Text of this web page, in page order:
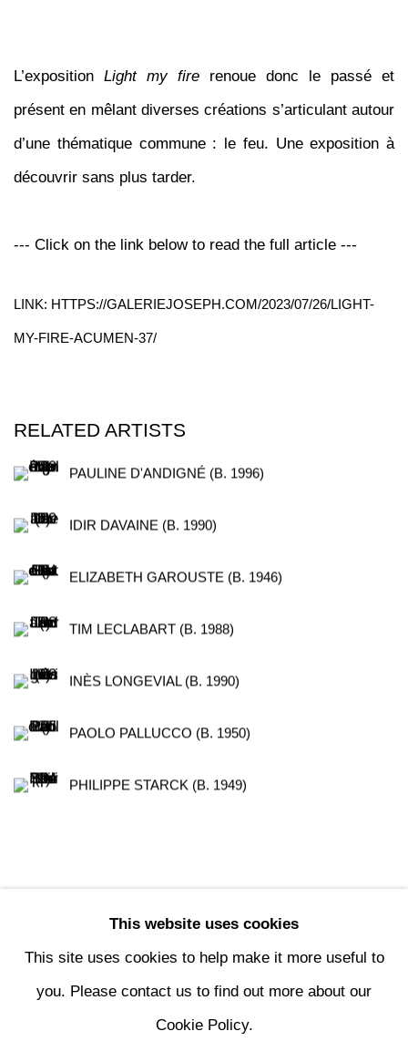
L’exposition Light my fire renoue donc le passé et
présent en mêlant diverses créations s’articulant autour
d’une thématique commune : le feu. Une exposition à
découvrir sans plus tarder.
--- Click on the link below to read the full article ---
LINK: HTTPS://GALERIEJOSEPH.COM/2023/07/26/LIGHT-
MY-FIRE-ACUMEN-37/
RELATED ARTISTS
PAULINE D'ANDIGNÉ (B. 1996)
IDIR DAVAINE (B. 1990)
ELIZABETH GAROUSTE (B. 1946)
TIM LECLABART (B. 1988)
INÈS LONGEVIAL (B. 1990)
PAOLO PALLUCCO (B. 1950)
PHILIPPE STARCK (B. 1949)
This website uses cookies
This site uses cookies to help make it more useful to
you. Please contact us to find out more about our
Cookie Policy.